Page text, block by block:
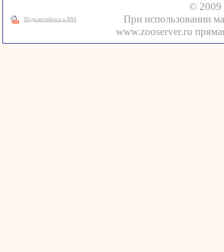
Подключайтесь к RSS
© 2009
При использовании
www.zooserver.ru